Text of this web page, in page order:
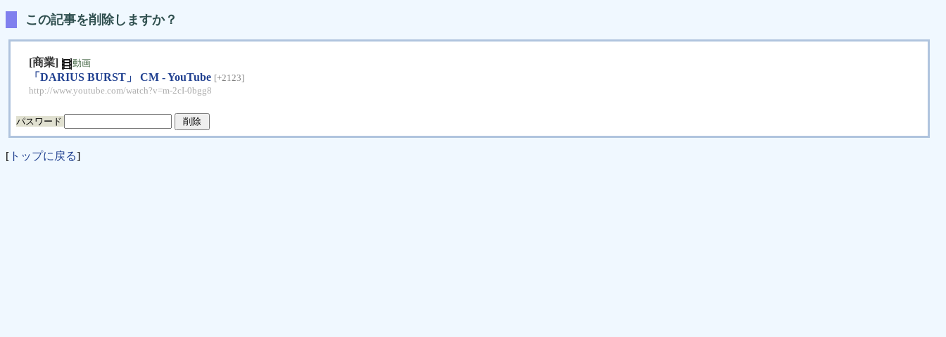
この記事を削除しますか？
[商業] 動画
「DARIUS BURST」 CM - YouTube [+2123]
http://www.youtube.com/watch?v=m-2cI-0bgg8
パスワード
[ トップに戻る]